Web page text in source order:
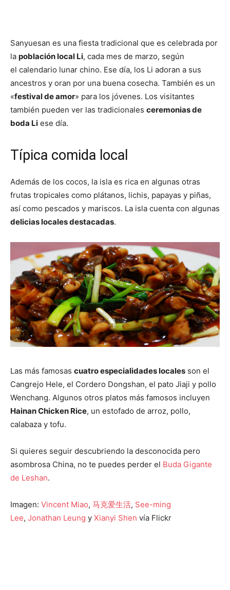
Sanyuesan es una fiesta tradicional que es celebrada por
la población local Li, cada mes de marzo, según
el calendario lunar chino. Ese día, los Li adoran a sus
ancestros y oran por una buena cosecha. También es un
«festival de amor» para los jóvenes. Los visitantes
también pueden ver las tradicionales ceremonias de
boda Li ese día.
Típica comida local
Además de los cocos, la isla es rica en algunas otras
frutas tropicales como plátanos, lichis, papayas y piñas,
así como pescados y mariscos. La isla cuenta con algunas
delicias locales destacadas.
Las más famosas cuatro especialidades locales son el
Cangrejo Hele, el Cordero Dongshan, el pato Jiaji y pollo
Wenchang. Algunos otros platos más famosos incluyen
Hainan Chicken Rice, un estofado de arroz, pollo,
calabaza y tofu.
Si quieres seguir descubriendo la desconocida pero
asombrosa China, no te puedes perder el Buda Gigante
de Leshan.
Imagen: Vincent Miao, 马克爱生活, See-ming
Lee, Jonathan Leung y Xianyi Shen vía Flickr